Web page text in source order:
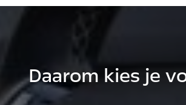
Daarom kies je